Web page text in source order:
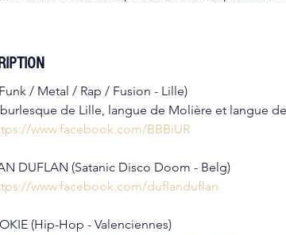
/ Metal / Rap / Fusion - Lille)
de Lille, langue de Molière et langue
www.facebook.com/BBBiUR
DUFLAN (Satanic Disco Doom - Belg)
www.facebook.com/duflanduflan
(Hip-Hop - Valenciennes)